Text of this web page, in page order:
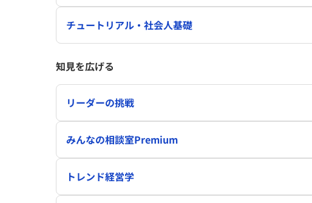
チュートリアル・社会人基礎
知見を広げる
リーダーの挑戦
みんなの相談室Premium
トレンド経営学